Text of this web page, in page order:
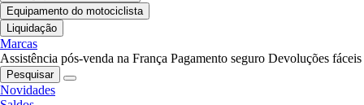
Equipamento do motociclista
Liquidação
Marcas
Assistência pós-venda na França Pagamento seguro Devoluções fáceis
Pesquisar
Novidades